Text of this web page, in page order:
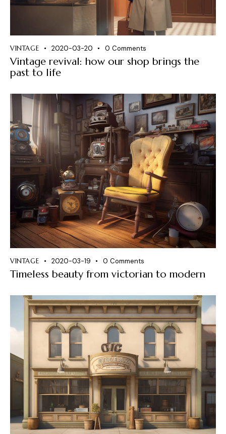
VINTAGE 2020-03-20 0 Comments
Vintage revival: how our shop brings the
past to life
VINTAGE 2020-03-19 0 Comments
Timeless beauty from victorian to modern